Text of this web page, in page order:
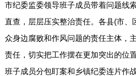
市纪委监委领导班子成员带着问题线
直查，层层压实整治责任。各县(市、
众身边腐败和作风问题的责任主体，
责任，切实把工作摆在更加突出的位
班子成员分包盯案和乡镇纪委连片作